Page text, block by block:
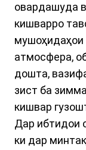
овардашуда
кишварро
мушоҳидаҳои
атмосфера,
дошта,
зист ба
кишвар
Дар ибтидои
ки дар